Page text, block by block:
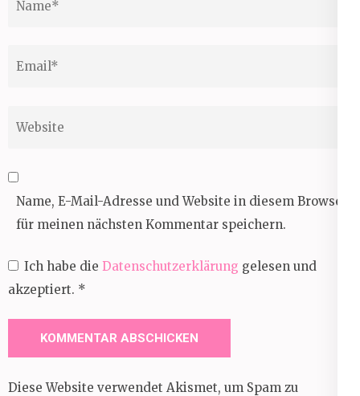
Name, E-Mail-Adresse und Website in diesem Browser
für meinen nächsten Kommentar speichern.
Ich habe die Datenschutzerklärung gelesen und
akzeptiert. *
Diese Website verwendet Akismet, um Spam zu